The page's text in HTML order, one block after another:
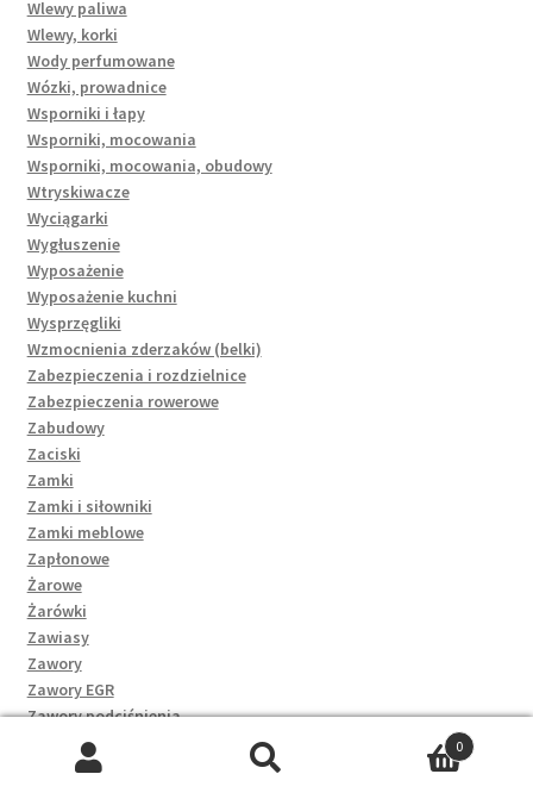
Wlewy paliwa
Wlewy, korki
Wody perfumowane
Wózki, prowadnice
Wsporniki i łapy
Wsporniki, mocowania
Wsporniki, mocowania, obudowy
Wtryskiwacze
Wyciągarki
Wygłuszenie
Wyposażenie
Wyposażenie kuchni
Wysprzęgliki
Wzmocnienia zderzaków (belki)
Zabezpieczenia i rozdzielnice
Zabezpieczenia rowerowe
Zabudowy
Zaciski
Zamki
Zamki i siłowniki
Zamki meblowe
Zapłonowe
Żarowe
Żarówki
Zawiasy
Zawory
Zawory EGR
Zawory podciśnienia
Zbieranie
Zbiorniki
0